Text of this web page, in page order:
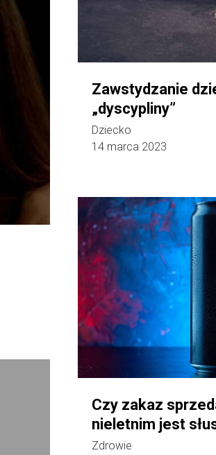
Zawstydzanie
„dyscypliny”
Dziecko
14 marca 2023
Czy zakaz
nieletnim jest
Zdrowie